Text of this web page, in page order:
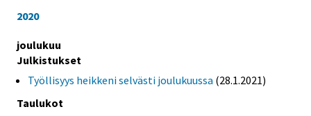
2020
joulukuu
Julkistukset
Työllisyys heikkeni selvästi joulukuussa (28.1.2021)
Taulukot